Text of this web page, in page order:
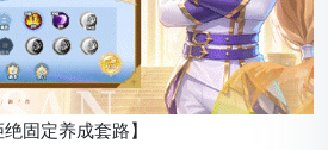
固定养成套路】